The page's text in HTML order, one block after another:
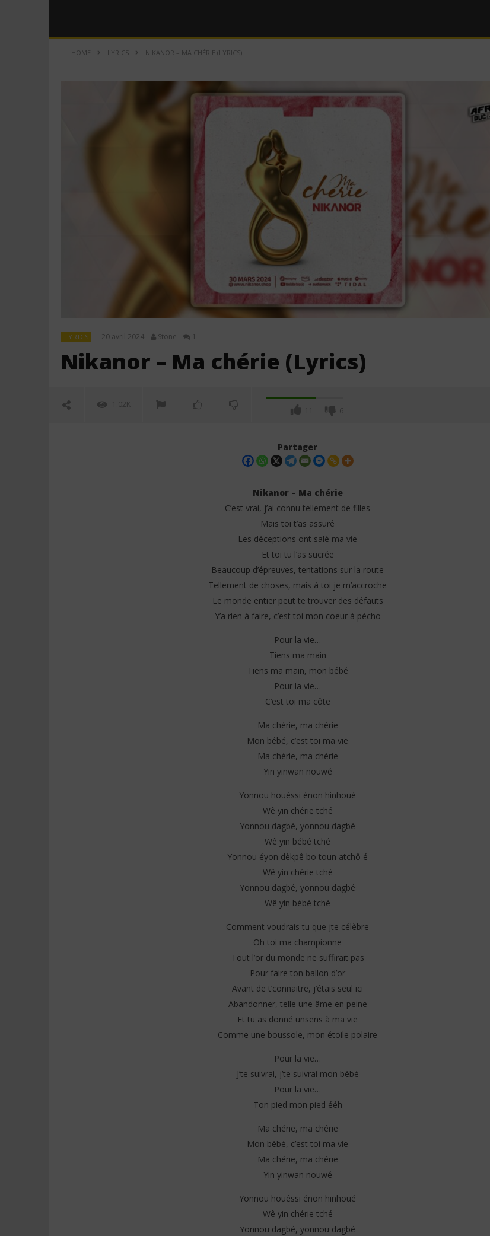
HOME LYRICS NIKANOR – MA CHÉRIE (LYRICS)
LYRICS 20 avril 2024 Stone 1
Nikanor – Ma chérie (Lyrics)
1.02K
11 6
Vodun Days : vers une nouvelle
formule pour le grand rendez-
vous culturel du Bénin ?
avril
2024
Stone
l'Institut français ouvre les
2027-2028
20
Partager
Nikanor – Ma chérie
C’est vrai, j’ai connu tellement de filles
Mais toi t’as assuré
Les déceptions ont salé ma vie
Et toi tu l’as sucrée
Beaucoup d’épreuves, tentations sur la route
Tellement de choses, mais à toi je m’accroche
Le monde entier peut te trouver des défauts
Y’a rien à faire, c’est toi mon coeur à pécho
Pour la vie…
Tiens ma main
Tiens ma main, mon bébé
Pour la vie…
C’est toi ma côte
Ma chérie, ma chérie
Mon bébé, c’est toi ma vie
Ma chérie, ma chérie
Yin yinwan nouwé
Yonnou houéssi énon hinhoué
Wê yin chérie tché
Yonnou dagbé, yonnou dagbé
Wê yin bébé tché
Yonnou éyon dèkpê bo toun atchô é
Wê yin chérie tché
Yonnou dagbé, yonnou dagbé
Wê yin bébé tché
Comment voudrais tu que jte célèbre
Oh toi ma championne
Tout l’or du monde ne suffirait pas
Pour faire ton ballon d’or
Avant de t’connaitre, j’étais seul ici
Abandonner, telle une âme en peine
Et tu as donné unsens à ma vie
Comme une boussole, mon étoile polaire
Pour la vie…
J’te suivrai, j’te suivrai mon bébé
Pour la vie…
Ton pied mon pied ééh
Ma chérie, ma chérie
Mon bébé, c’est toi ma vie
Ma chérie, ma chérie
Yin yinwan nouwé
Yonnou houéssi énon hinhoué
Wê yin chérie tché
Yonnou dagbé, yonnou dagbé